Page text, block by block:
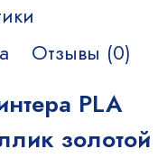
Отзывы (0)
PLA
золотой